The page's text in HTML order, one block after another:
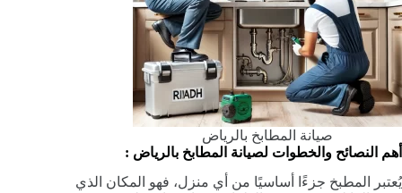
صيانة المطابخ بالرياض
أهم النصائح والخطوات لصيانة المطابخ بالرياض :
يُعتبر المطبخ جزءًا أساسيًا من أي منزل، فهو المكان الذي